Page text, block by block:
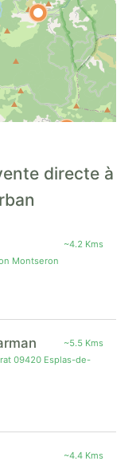
directe à
~4.2 Kms
Montseron
~5.5 Kms
09420 Esplas-de-
~4.4 Kms